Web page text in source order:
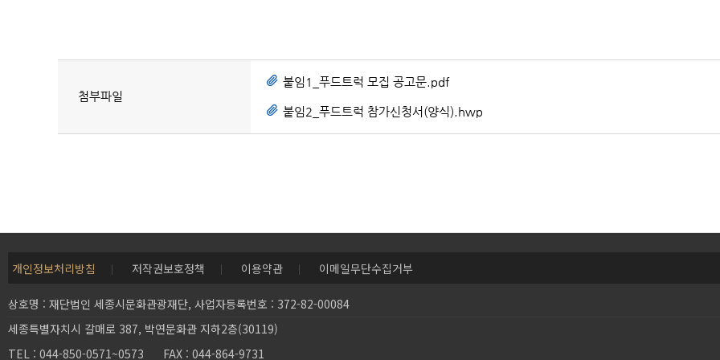
첨부파일
붙임1_푸드트럭 모집 공고문.pdf
붙임2_푸드트럭 참가신청서(양식).hwp
개인정보처리방침 저작권보호정책 이용약관 이메일무단수집거부
상호명 : 재단법인 세종시문화관광재단, 사업자등록번호 : 372-82-00084
세종특별자치시 갈매로 387, 박연문화관 지하2층(30119)
TEL : 044-850-0571~0573 FAX : 044-864-9731